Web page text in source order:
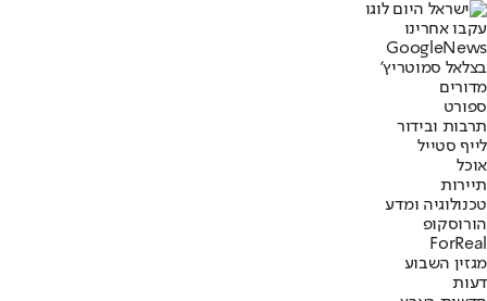
עקבו אחרינו
Googl eNews
בצלאל סמוטריץ'
מדורים
ספורט
תרבות ובידור
לייף סטייל
אוכל
תיירות
טכנולוגיה ומדע
הורוסקופ
ForReal
מגזין השבוע
דעות